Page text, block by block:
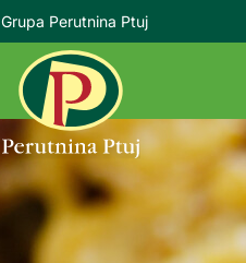
Grupa Perutnina Ptuj